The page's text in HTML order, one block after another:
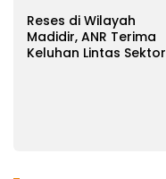
Reses di Wilayah
Madidir, ANR Terima
Keluhan Lintas Sektor